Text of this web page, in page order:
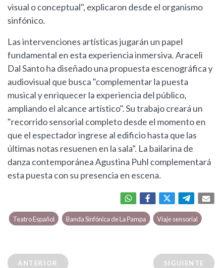
visual o conceptual", explicaron desde el organismo
sinfónico.
Las intervenciones artísticas jugarán un papel
fundamental en esta experiencia inmersiva. Araceli
Dal Santo ha diseñado una propuesta escenográfica y
audiovisual que busca "complementar la puesta
musical y enriquecer la experiencia del público,
ampliando el alcance artístico". Su trabajo creará un
"recorrido sensorial completo desde el momento en
que el espectador ingrese al edificio hasta que las
últimas notas resuenen en la sala". La bailarina de
danza contemporánea Agustina Puhl complementará
esta puesta con su presencia en escena.
Teatro Español Banda Sinfónica de La Pampa Viaje sensorial
ANTERIOR SIGUIENTE